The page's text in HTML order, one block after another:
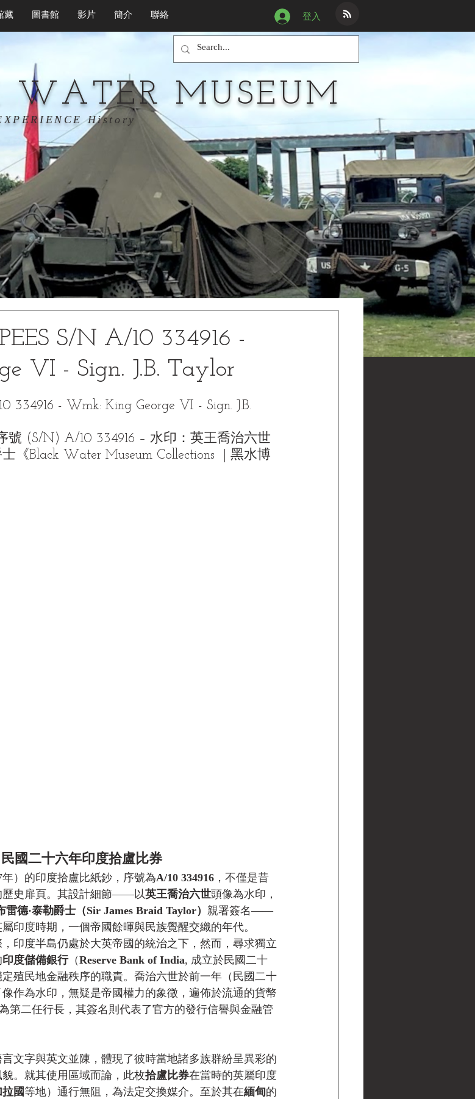
藏 圖書館 影片 簡介 聯絡 登入
WATER MUSEUM
History
S/N A/10 334916 -
VI - Sign. J.B. Taylor
334916 - Wmk: King George VI - Sign. J.B.
號 (S/N) A/10 334916 – 水印：英王喬治六世
《Black Water Museum Collections  | 黑水博
國二十六年印度拾盧比券
年）的印度拾盧比紙鈔，序號為A/10 334916 ，不僅是昔
歷史扉頁。其設計細節——以英王喬治六世頭像為水印，
雷德·泰勒爵士（Sir James Braid Taylor） 親署簽名——
印度時期，一個帝國餘暉與民族覺醒交織的年代。
印度半島仍處於大英帝國的統治之下，然而，尋求獨立
印度儲備銀行（Reserve Bank of India, 成立於民國二十
殖民地金融秩序的職責。喬治六世於前一年（民國二十
作為水印，無疑是帝國權力的象徵，遍佈於流通的貨幣
第二任行長，其簽名則代表了官方的發行信譽與金融管
文字與英文並陳，體現了彼時當地諸多族群紛呈異彩的
。就其使用區域而論，此枚拾盧比券在當時的英屬印度
國等地）通行無阻，為法定交換媒介。至於其在緬甸的